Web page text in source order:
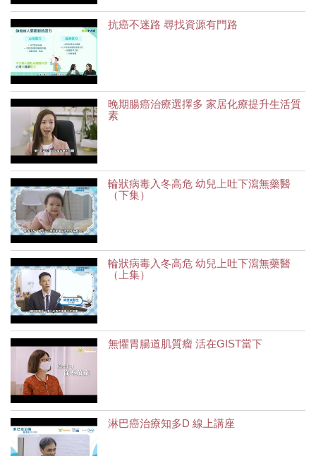
抗癌不迷路 尋找資源有門路
晚期腸癌治療選擇多 家居化療提升生活質
素
輪狀病毒入冬高危 幼兒上吐下瀉無藥醫
（下集）
輪狀病毒入冬高危 幼兒上吐下瀉無藥醫
（上集）
無懼胃腸道肌質瘤 活在GIST當下
淋巴癌治療知多D 線上講座